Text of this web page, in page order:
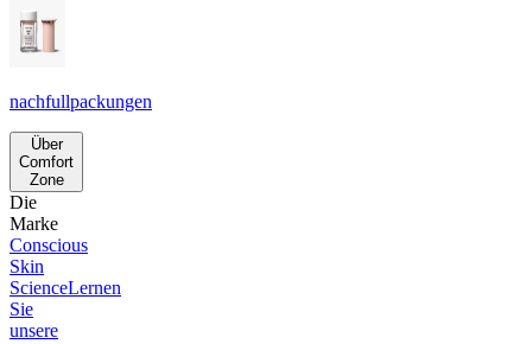
nachfullpackungen
Über
Comfort
Zone
Die
Marke
Conscious
Skin
ScienceLernen
Sie
unsere